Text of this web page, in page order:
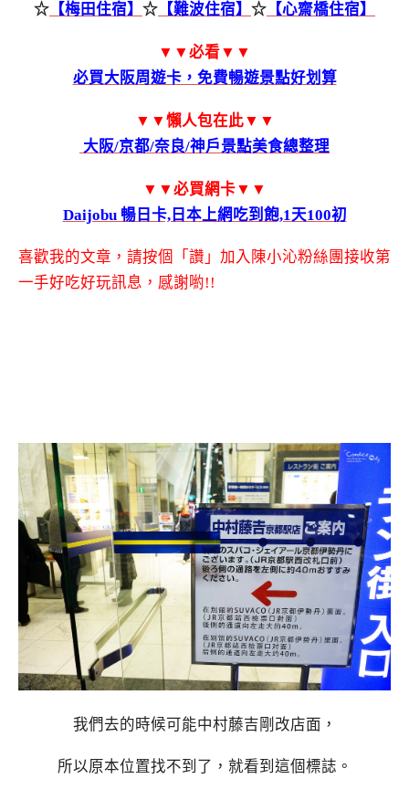
☆ 【梅田住宿】 ☆ 【難波住宿】 ☆ 【心齋橋住宿】
▼▼必看▼▼
必買大阪周遊卡，免費暢遊景點好划算
▼▼懶人包在此▼▼
大阪/京都/奈良/神戶景點美食總整理
▼▼必買網卡▼▼
Daijobu 暢日卡,日本上網吃到飽,1天100初
喜歡我的文章，請按個「讚」加入陳小沁粉絲團接收第
一手好吃好玩訊息，感謝喲!!
我們去的時候可能中村藤吉剛改店面，
所以原本位置找不到了，就看到這個標誌。